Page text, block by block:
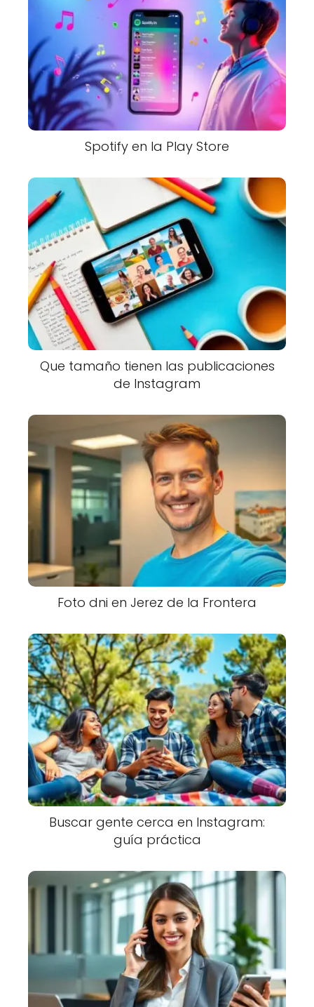
Spotify en la Play Store
Que tamaño tienen las publicaciones
de Instagram
Foto dni en Jerez de la Frontera
Buscar gente cerca en Instagram:
guía práctica